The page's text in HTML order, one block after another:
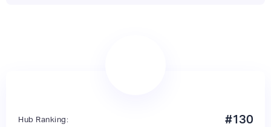
Hub Ranking: #130